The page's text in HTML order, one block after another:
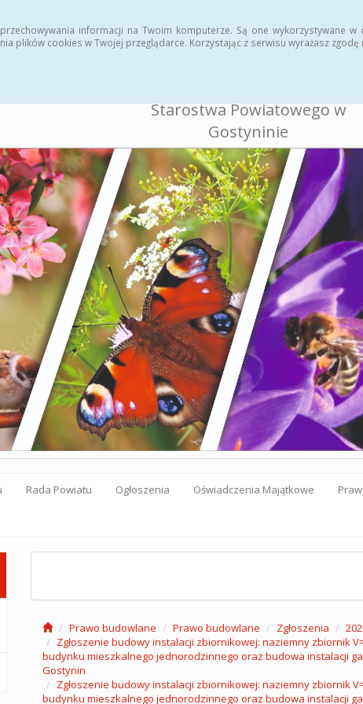
informacji na Twoim komputerze. Są one wykorzystywane w
plików cookies w Twojej przeglądarce. Korzystając z serwisu wyrażasz zgodę
Starostwa Powiatowego w
Gostyninie
Rada Powiatu Ogłoszenia Oświadczenia Majątkowe
Prawo budowlane Prawo budowlane Zgłoszenia
Zgłoszenie budowy instalacji zbiornikowej: naziemny zbiornik
budynku mieszkalnego jednorodzinnego oraz budowa instalacji
Gostynin
Zgłoszenie budowy instalacji zbiornikowej: naziemny zbiornik
budynku mieszkalnego jednorodzinnego oraz budowa instalacji